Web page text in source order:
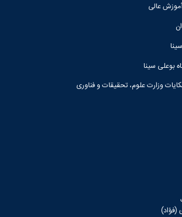
عالی
بوعلی سینا
وزارت علوم، تحقیقات و فناوری
(فؤاد)